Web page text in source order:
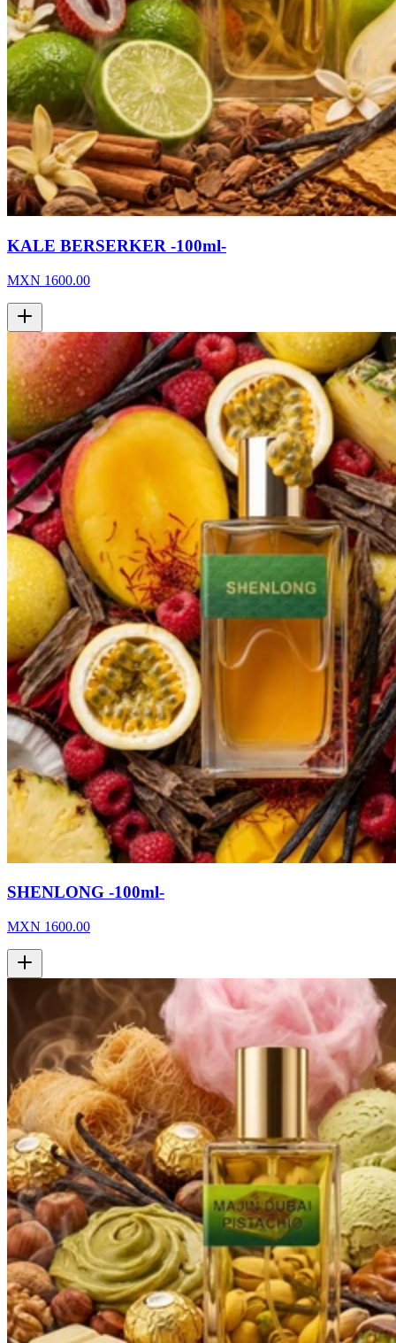
KALE BERSERKER -100ml-
MXN 1600.00
SHENLONG -100ml-
MXN 1600.00